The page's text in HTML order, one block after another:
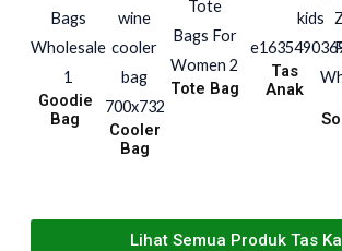
Goodie
Bag
Cooler
Bag
Tote Bag
Tas
Anak
Lihat Semua Produk Tas